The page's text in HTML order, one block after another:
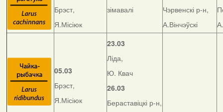
Брэст,
Я.Місіюк
зімавалі
Чэрвенскі р-н,
А.Вінчэўскі
05.03
Брэст,
Я.Місіюк
23.03
Ліда,
Ю. Квач
26.03
Бераставіцкі р-н,